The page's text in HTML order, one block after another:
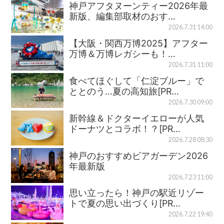
神戸アフタヌーンティー2026年最
新版、編集部取材のおす…
2026.7.31 14:00
【大阪・関西万博2025】アフター
万博＆万博レガシーも！…
2026.7.31 11:00
食べてほぐして「仁淀ブルー」で
ととのう…夏の高知旅[PR…
2026.7.30 09:00
新幹線＆ドクターイエローが人気
ドーナツとコラボ！？[PR…
2026.7.28 08:30
神戸のおすすめビアガーデン2026
年最新版
2026.7.23 11:00
思い立ったら！神戸の駅近リゾー
トで夏の思い出づくり[PR…
2026.7.22 19:40